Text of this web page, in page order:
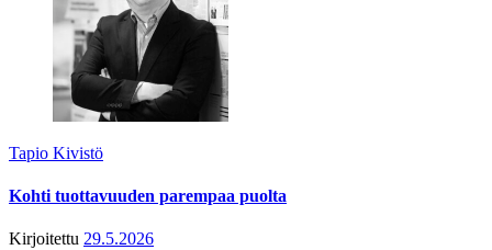
Tapio Kivistö
Kohti tuottavuuden parempaa puolta
Kirjoitettu 29.5.2026